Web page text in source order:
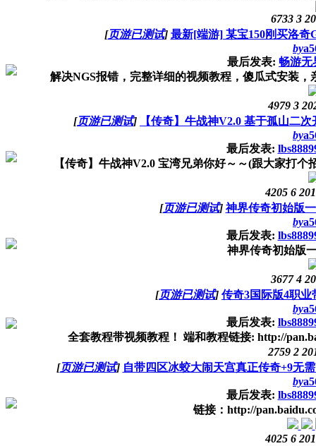
6733 3
[页游已测试] 最新[端游] 某宝150刚买洛奇
by
最后发表: 畅游无
解决NGS报错，完整详细的视频教程，傻瓜式安装
4979 3
[页游已测试]
【传奇】牛战神V2.0 基于孤山二
by
最后发表:
【传奇】牛战神V2.0 宝湾兄弟你好～～(跟大家打
4205 6
[页游已测试] 神界传奇初始版
by
最后发表:
神界传奇初始版
3677 4
[页游已测试] 传奇3国际版4职
by
最后发表:
全套教程带视频教程！ 端和教程链接: http://
2759 2
[页游已测试] 自带四区冰蛟大闹天宫真正传奇+9无
by
最后发表:
链接：http://
4025 6